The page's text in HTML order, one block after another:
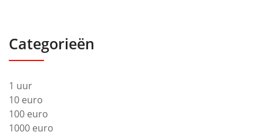
Categorieën
1 uur
10 euro
100 euro
1000 euro